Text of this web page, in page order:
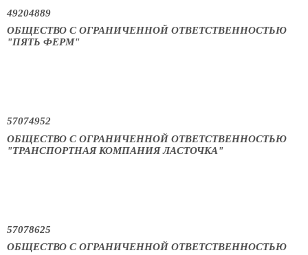
49204889
ОБЩЕСТВО С ОГРАНИЧЕННОЙ ОТВЕТСТВЕННОСТЬЮ
"ПЯТЬ ФЕРМ"
57074952
ОБЩЕСТВО С ОГРАНИЧЕННОЙ ОТВЕТСТВЕННОСТЬЮ
"ТРАНСПОРТНАЯ КОМПАНИЯ ЛАСТОЧКА"
57078625
ОБЩЕСТВО С ОГРАНИЧЕННОЙ ОТВЕТСТВЕННОСТЬЮ